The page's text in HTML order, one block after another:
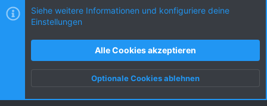
Nutzungsbedingungen
Datenschutz
S
Oben Unten
Siehe weitere Informationen und konfiguriere deine
Einstellungen
Alle Cookies akzeptieren
Optionale Cookies ablehnen